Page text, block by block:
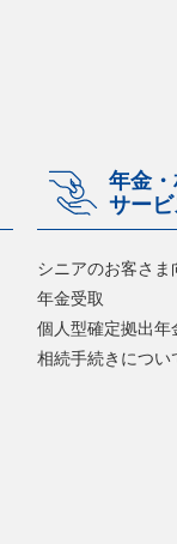
年金
サービ
シニアのお客さま
年金受取
個人型確定拠出年
相続手続きについ